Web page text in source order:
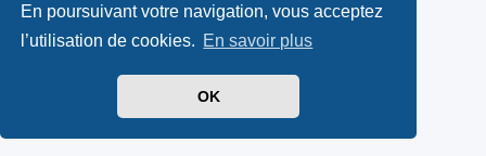
En poursuivant votre navigation, vous acceptez
l’utilisation de cookies. En savoir plus
OK